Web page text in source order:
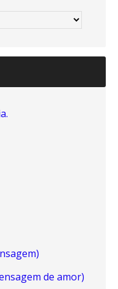
de amor)